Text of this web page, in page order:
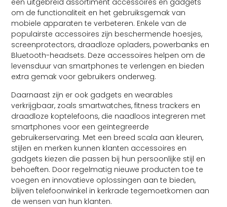
een uitgebreid assortiment accessoires en gadgets
om de functionaliteit en het gebruiksgemak van
mobiele apparaten te verbeteren. Enkele van de
populairste accessoires zijn beschermende hoesjes,
screenprotectors, draadloze opladers, powerbanks en
Bluetooth-headsets. Deze accessoires helpen om de
levensduur van smartphones te verlengen en bieden
extra gemak voor gebruikers onderweg.
Daarnaast zijn er ook gadgets en wearables
verkrijgbaar, zoals smartwatches, fitness trackers en
draadloze koptelefoons, die naadloos integreren met
smartphones voor een geïntegreerde
gebruikerservaring. Met een breed scala aan kleuren,
stijlen en merken kunnen klanten accessoires en
gadgets kiezen die passen bij hun persoonlijke stijl en
behoeften. Door regelmatig nieuwe producten toe te
voegen en innovatieve oplossingen aan te bieden,
blijven telefoonwinkel in kerkrade tegemoetkomen aan
de wensen van hun klanten.